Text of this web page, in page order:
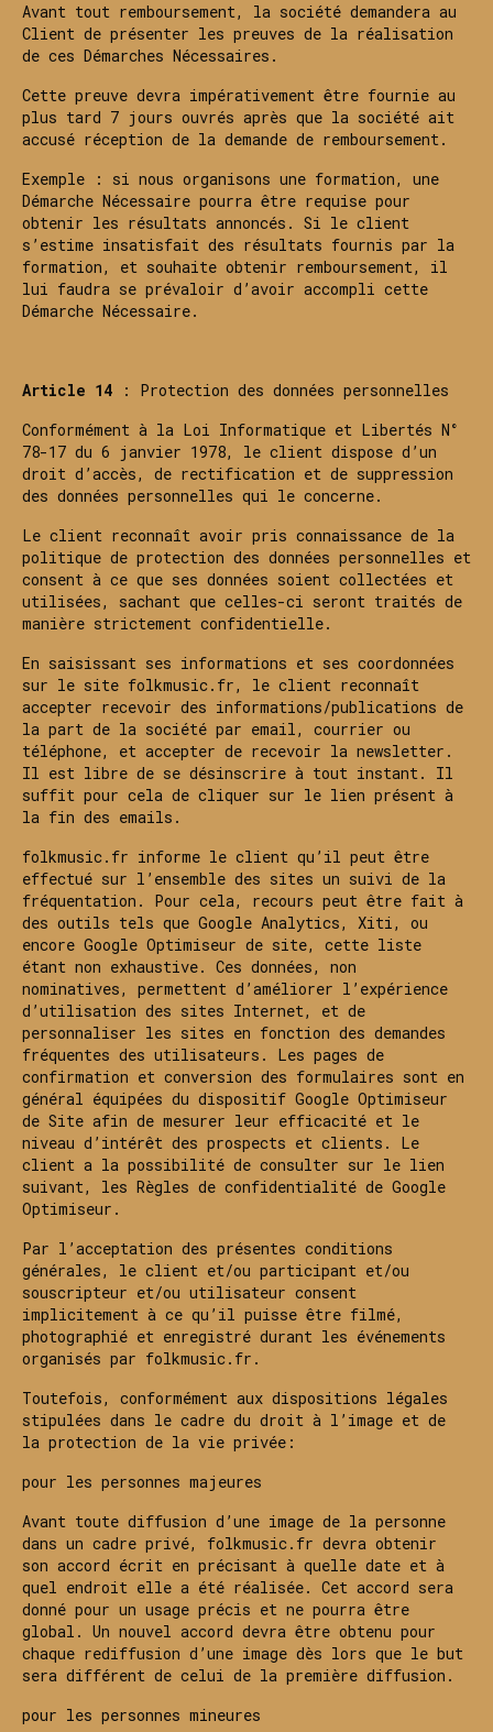
Avant tout remboursement, la société demandera au
Client de présenter les preuves de la réalisation
de ces Démarches Nécessaires.
Cette preuve devra impérativement être fournie au
plus tard 7 jours ouvrés après que la société ait
accusé réception de la demande de remboursement.
Exemple : si nous organisons une formation, une
Démarche Nécessaire pourra être requise pour
obtenir les résultats annoncés. Si le client
s’estime insatisfait des résultats fournis par la
formation, et souhaite obtenir remboursement, il
lui faudra se prévaloir d’avoir accompli cette
Démarche Nécessaire.
Article 14 : Protection des données personnelles
Conformément à la Loi Informatique et Libertés N°
78-17 du 6 janvier 1978, le client dispose d’un
droit d’accès, de rectification et de suppression
des données personnelles qui le concerne.
Le client reconnaît avoir pris connaissance de la
politique de protection des données personnelles et
consent à ce que ses données soient collectées et
utilisées, sachant que celles-ci seront traités de
manière strictement confidentielle.
En saisissant ses informations et ses coordonnées
sur le site folkmusic.fr, le client reconnaît
accepter recevoir des informations/publications de
la part de la société par email, courrier ou
téléphone, et accepter de recevoir la newsletter.
Il est libre de se désinscrire à tout instant. Il
suffit pour cela de cliquer sur le lien présent à
la fin des emails.
folkmusic.fr informe le client qu’il peut être
effectué sur l’ensemble des sites un suivi de la
fréquentation. Pour cela, recours peut être fait à
des outils tels que Google Analytics, Xiti, ou
encore Google Optimiseur de site, cette liste
étant non exhaustive. Ces données, non
nominatives, permettent d’améliorer l’expérience
d’utilisation des sites Internet, et de
personnaliser les sites en fonction des demandes
fréquentes des utilisateurs. Les pages de
confirmation et conversion des formulaires sont en
général équipées du dispositif Google Optimiseur
de Site afin de mesurer leur efficacité et le
niveau d’intérêt des prospects et clients. Le
client a la possibilité de consulter sur le lien
suivant, les Règles de confidentialité de Google
Optimiseur.
Par l’acceptation des présentes conditions
générales, le client et/ou participant et/ou
souscripteur et/ou utilisateur consent
implicitement à ce qu’il puisse être filmé,
photographié et enregistré durant les événements
organisés par folkmusic.fr.
Toutefois, conformément aux dispositions légales
stipulées dans le cadre du droit à l’image et de
la protection de la vie privée:
pour les personnes majeures
Avant toute diffusion d’une image de la personne
dans un cadre privé, folkmusic.fr devra obtenir
son accord écrit en précisant à quelle date et à
quel endroit elle a été réalisée. Cet accord sera
donné pour un usage précis et ne pourra être
global. Un nouvel accord devra être obtenu pour
chaque rediffusion d’une image dès lors que le but
sera différent de celui de la première diffusion.
pour les personnes mineures